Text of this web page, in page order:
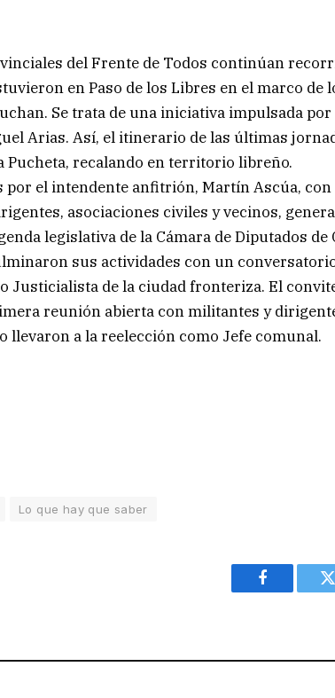
del Frente de Todos continúan
en Paso de los Libres en el marco de
Se trata de una iniciativa impulsada
Arias. Así, el itinerario de las últimas
Pucheta, recalando en territorio libreño.
por el intendente anfitrión, Martín Ascúa,
asociaciones civiles y vecinos,
legislativa de la Cámara de Diputados de
sus actividades con un
Justicialista de la ciudad fronteriza. El
reunión abierta con militantes y
llevaron a la reelección como Jefe comunal.
Lo que hay que saber
Facebook